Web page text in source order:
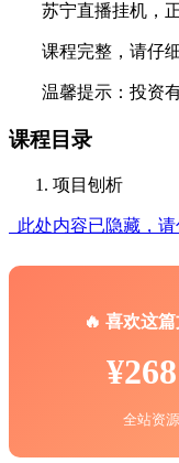
苏宁直播挂机，
课程完整，请仔
温馨提示：投资
课程目录
项目刨析
此处内容已隐藏，
🔥 喜欢这
¥268
全站资